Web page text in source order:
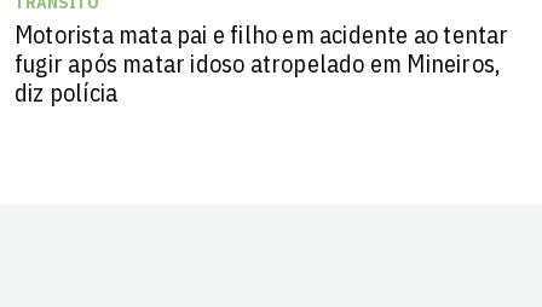
Motorista mata pai e filho em acidente ao tentar
fugir após matar idoso atropelado em Mineiros,
diz polícia